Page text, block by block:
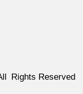
Rights Reserved